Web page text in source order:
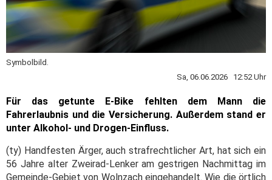
Symbolbild.
Sa, 06.06.2026 12:52 Uhr
Für das getunte E-Bike fehlten dem Mann die
Fahrerlaubnis und die Versicherung. Außerdem stand er
unter Alkohol- und Drogen-Einfluss.
(ty) Handfesten Ärger, auch strafrechtlicher Art, hat sich ein
56 Jahre alter Zweirad-Lenker am gestrigen Nachmittag im
Gemeinde-Gebiet von Wolnzach eingehandelt. Wie die örtlich